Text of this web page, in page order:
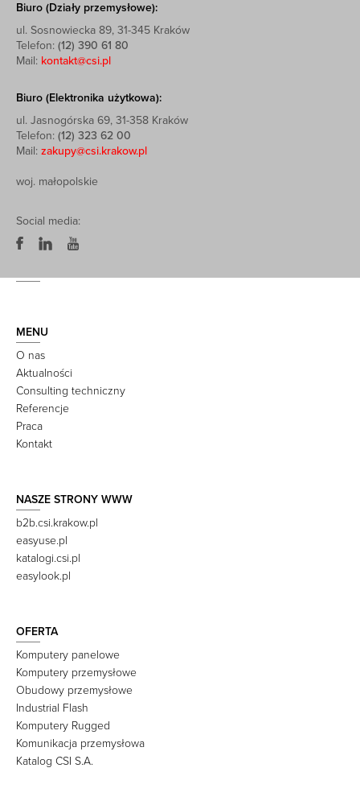
Biuro (Działy przemysłowe):
ul. Sosnowiecka 89, 31-345 Kraków
Telefon: (12) 390 61 80
Mail: kontakt@csi.pl
Biuro (Elektronika użytkowa):
ul. Jasnogórska 69, 31-358 Kraków
Telefon: (12) 323 62 00
Mail: zakupy@csi.krakow.pl
woj. małopolskie
Social media:
MENU
O nas
Aktualności
Consulting techniczny
Referencje
Praca
Kontakt
NASZE STRONY WWW
b2b.csi.krakow.pl
easyuse.pl
katalogi.csi.pl
easylook.pl
OFERTA
Komputery panelowe
Komputery przemysłowe
Obudowy przemysłowe
Industrial Flash
Komputery Rugged
Komunikacja przemysłowa
Katalog CSI S.A.